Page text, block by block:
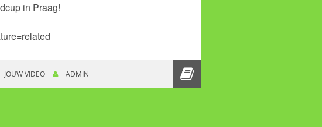
in Praag!
NA ANDERHALVE MAAND TRAINEN….
JOUW VIDEO ADMIN